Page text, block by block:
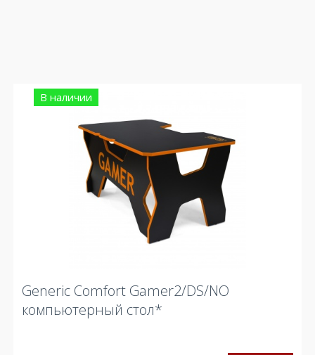
В наличии
Generic Comfort Gamer2/DS/NO
компьютерный стол*